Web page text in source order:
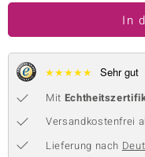
Collection
In
★★★★★ Sehr gut
Mit
Versandkostenfrei
Lieferung nach